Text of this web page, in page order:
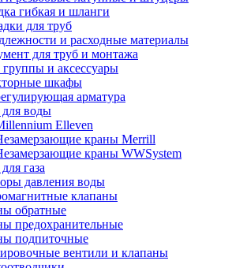
гибкая и шланги
для труб
и расходные материалы
для труб и монтажа
и аксессуары
шкафы
арматура
воды
Elleven
краны Merrill
краны WWSystem
газа
давления воды
клапаны
обратные
предохранительные
подпиточные
вентили и клапаны